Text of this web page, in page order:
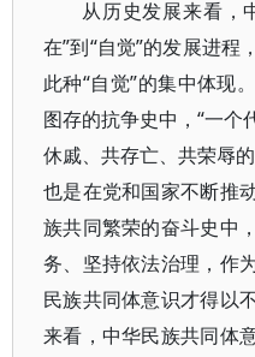
从历史发展来看，
在”到“自觉”的发展进程
此种“自觉”的集中体现
图存的抗争史中，“一个
休戚、共存亡、共荣辱
也是在党和国家不断推
族共同繁荣的奋斗史中
务、坚持依法治理，作
民族共同体意识才得以
来看，中华民族共同体